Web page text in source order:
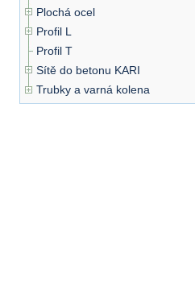
Plochá ocel
Profil L
Profil T
Sítě do betonu KARI
Trubky a varná kolena